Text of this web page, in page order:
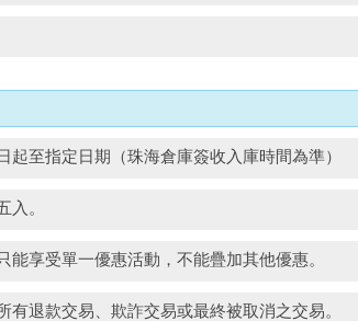
起至指定日期（珠海倉庫簽收入庫時間為準）
入。
能享受單一優惠活動，不能疊加其他優惠。
有退款交易、欺詐交易或最終被取消之交易。